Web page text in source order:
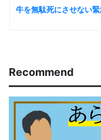
牛を無駄死にさせない
Recommend